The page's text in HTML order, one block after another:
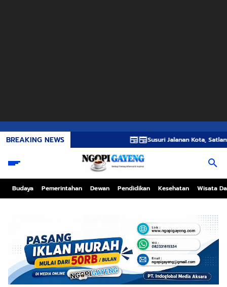
BREAKING NEWS Susuri Jalanan Kota, Satlantas Polres
Budaya Pemerintahan Dewan Pendidikan Kesehatan Wisata